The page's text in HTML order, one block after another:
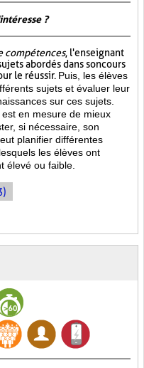
?
compétences, l'enseignant
abordés dans son cours
le réussir. Puis, les élèves
sujets et évaluer leur
sur ces sujets.
en mesure de mieux
si nécessaire, son
planifier différentes
les élèves ont
élevé ou faible.